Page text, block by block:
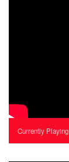
Currently Playing